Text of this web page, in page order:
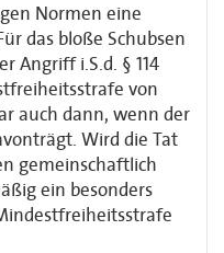
Normen eine
das bloße Schubsen
Angriff i.S.d. § 114
von
auch dann, wenn der
Wird die Tat
gemeinschaftlich
ein besonders